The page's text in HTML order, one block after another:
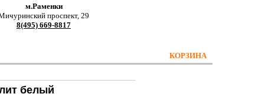
м.Раменки
проспект, 29
8(495) 669-8817
КОРЗИНА
белый